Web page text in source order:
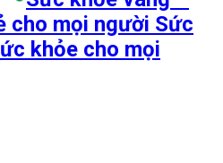
cho mọi người Sức
khỏe cho mọi